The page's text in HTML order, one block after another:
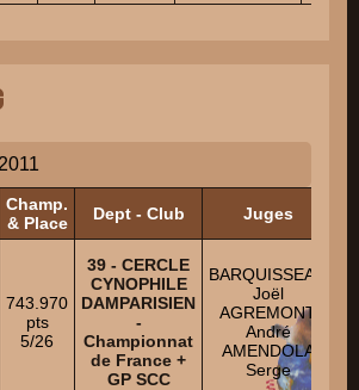
2011
Champ.
& Place
Dept - Club Juges
743.970
pts
5/26
39 - CERCLE
CYNOPHILE
DAMPARISIEN
-
Championnat
de France +
GP SCC
BARQUISSEAU
Joël
AGREMONT
André
AMENDOLA
Serge